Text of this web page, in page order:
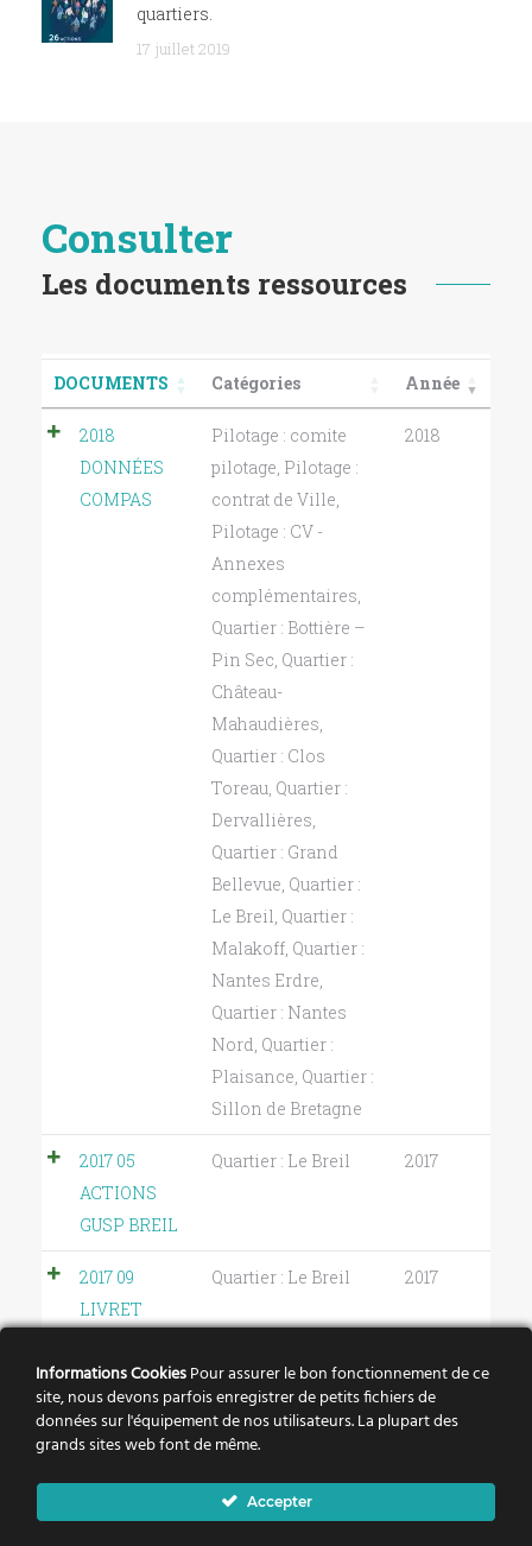
quartiers.
17 juillet 2019
Consulter
Les documents ressources
DOCUMENTS Catégories Année
2018
DONNÉES
COMPAS
Pilotage : comite
pilotage, Pilotage :
contrat de Ville,
Pilotage : CV -
Annexes
complémentaires,
Quartier : Bottière –
Pin Sec, Quartier :
Château-
Mahaudières,
Quartier : Clos
Toreau, Quartier :
Dervallières,
Quartier : Grand
Bellevue, Quartier :
Le Breil, Quartier :
Malakoff, Quartier :
Nantes Erdre,
Quartier : Nantes
Nord, Quartier :
Plaisance, Quartier :
Sillon de Bretagne
2018
2017 05
ACTIONS
GUSP BREIL
Quartier : Le Breil 2017
2017 09
LIVRET
BARBERIE
EN PARTAGE
Quartier : Le Breil 2017
LE BREIL
Informations CookiesPour assurer le bon fonctionnement de ce
site, nous devons parfois enregistrer de petits fichiers de
données sur l'équipement de nos utilisateurs. La plupart des
grands sites web font de même.
Accepter